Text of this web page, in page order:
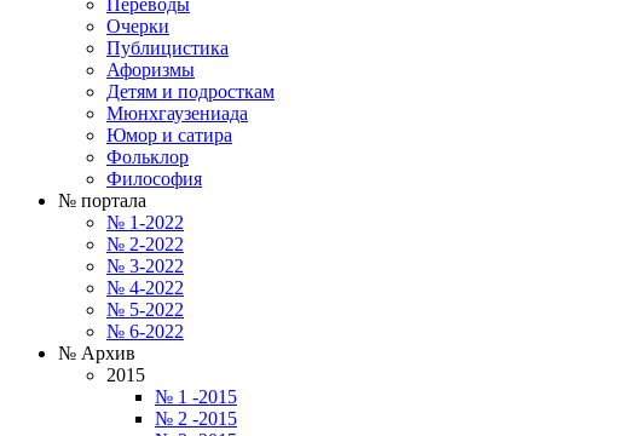
Переводы
Очерки
Публицистика
Афоризмы
Детям и подросткам
Мюнхгаузениада
Юмор и сатира
Фольклор
Философия
№ портала
№ 1-2022
№ 2-2022
№ 3-2022
№ 4-2022
№ 5-2022
№ 6-2022
№ Архив
2015
№ 1 -2015
№ 2 -2015